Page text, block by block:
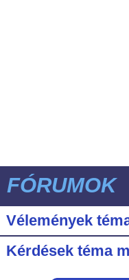
FÓRUMOK
Vélemények
Kérdések téma